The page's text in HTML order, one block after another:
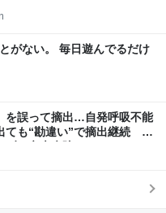
がない。 毎日遊んでるだけ
を誤って摘出…自発呼吸不能
ても“勘違い”で摘出継続 通
ず 京大病院（MBSニュー